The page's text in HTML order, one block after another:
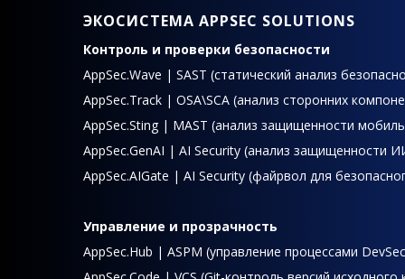
ЭКОСИСТЕМА APPSEC SOLUTIONS
Контроль и проверки безопасности
AppSec.Wave | SAST (статический анализ
AppSec.Track | OSA\SCA (анализ сторонних
AppSec.Sting | MAST (анализ защищенности
AppSec.GenAI | AI Security (анализ защищенности
AppSec.AIGate | AI Security (файрвол для
Управление и прозрачность
AppSec.Hub | ASPM (управление процессами